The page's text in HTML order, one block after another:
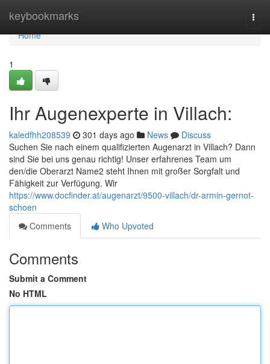
keybookmarks
Home
Home
1
Ihr Augenexperte in Villach:
kaledfhh208539 301 days ago News
Discuss
Suchen Sie nach einem qualifizierten Augenarzt in Villach? Dann
sind Sie bei uns genau richtig! Unser erfahrenes Team um
den/die Oberarzt Name2 steht Ihnen mit großer Sorgfalt und
Fähigkeit zur Verfügung. Wir
https://www.docfinder.at/augenarzt/9500-villach/dr-armin-gernot-
schoen
Comments
Who Upvoted
Comments
Submit a Comment
No HTML